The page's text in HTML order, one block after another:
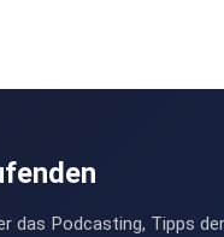
Podcasting, Tipps